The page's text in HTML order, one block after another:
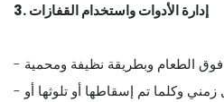
3. إدارة الأدوات واستخدام القفازات
- استبدل الأواني وفقًا لجدول زمني وكلما تم إسقاطها أو تلوثها أو